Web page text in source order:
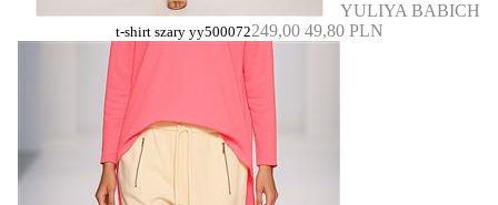
YULIYA BABICH
t-shirt szary yy500072249,00 49,80 PLN